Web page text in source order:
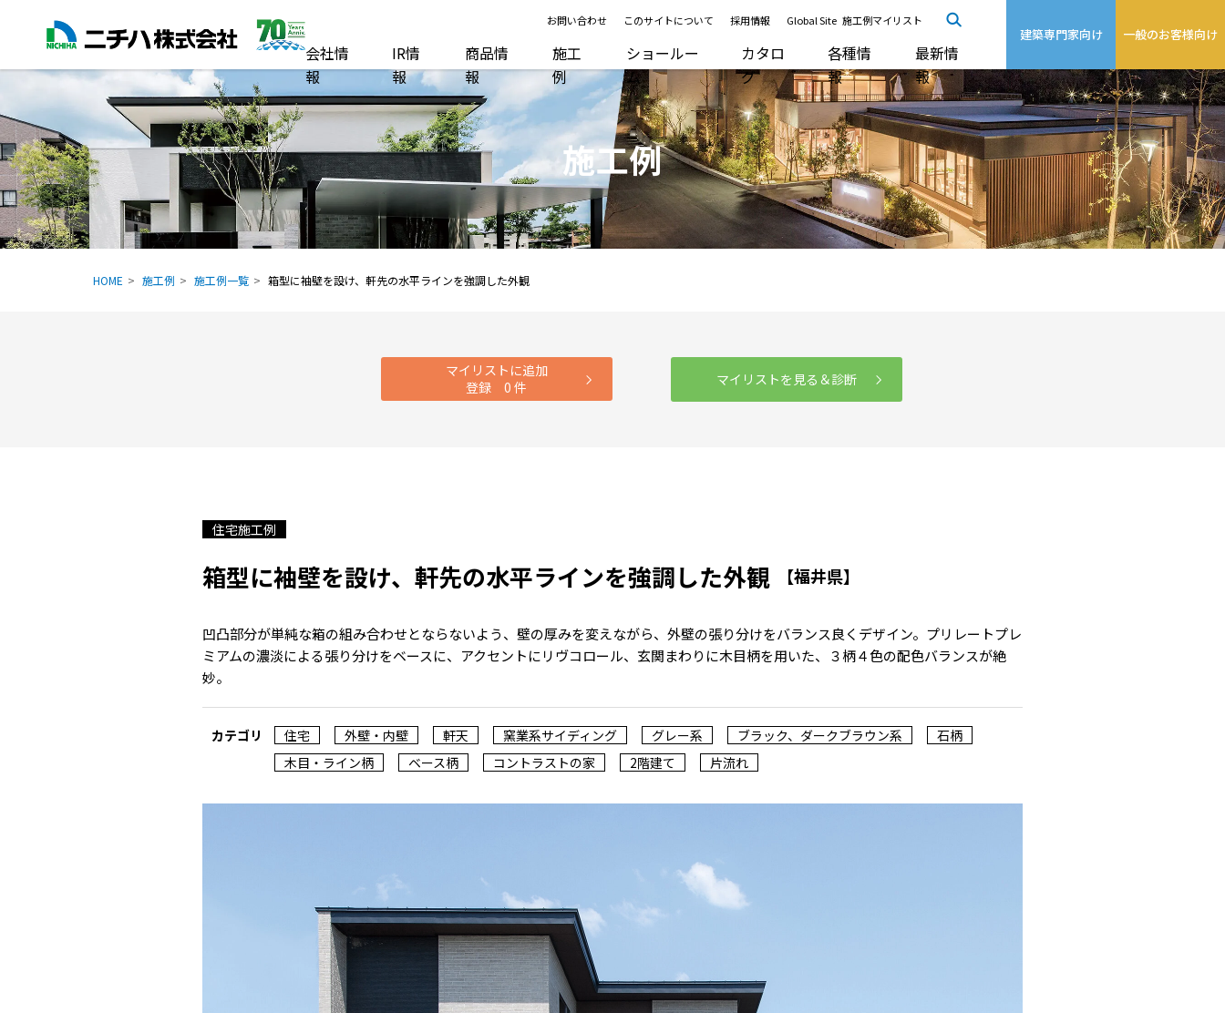
お問い合わせ このサイトについて 採用情報 Global Site 施工例マイリスト
会社情
報
IR情
報
商品情
報
施工
例
ショールー
ム
カタロ
グ
各種情
報
最新情
報
建築専門家向け 一般のお客様向け
施工例
HOME 施工例 施工例一覧 箱型に袖壁を設け、軒先の水平ラインを強調した外観
マイリストに追加
登録0 件 マイリストを見る＆診断
住宅施工例
箱型に袖壁を設け、軒先の水平ラインを強調した外観 【福井県】
凹凸部分が単純な箱の組み合わせとならないよう、壁の厚みを変えながら、外壁の張り分けをバランス良くデザイン。プリレートプレ
ミアムの濃淡による張り分けをベースに、アクセントにリヴコロール、玄関まわりに木目柄を用いた、３柄４色の配色バランスが絶
妙。
カテゴリ 住宅 外壁・内壁 軒天 窯業系サイディング グレー系 ブラック、ダークブラウン系
石柄
木目・ライン柄
ベース柄 コントラストの家 2階建て 片流れ